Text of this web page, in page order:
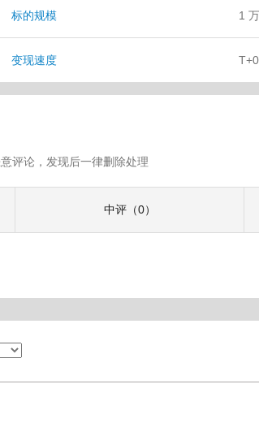
标的规模 1
变现速度 T+0
评论，发现后一律删除处理
中评（0）